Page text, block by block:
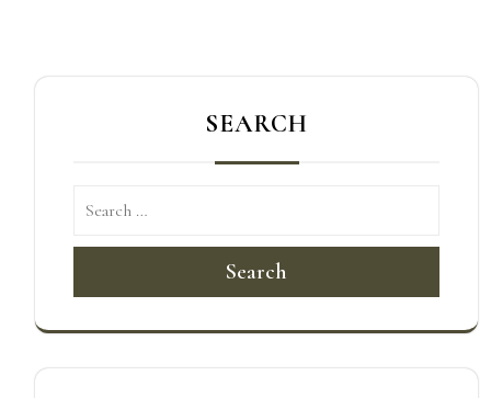
SEARCH
Search